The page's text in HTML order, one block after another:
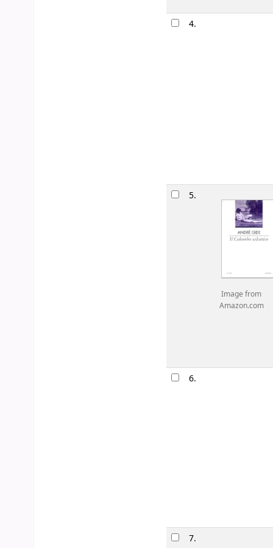
4.
5.
Image from
Amazon.com
6.
7.